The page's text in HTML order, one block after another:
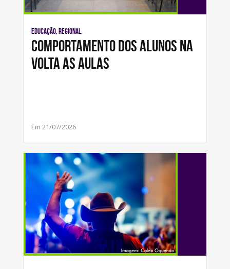
Educação, Regional,
COMPORTAMENTO DOS ALUNOS NA
VOLTA AS AULAS
Em 21/07/2026